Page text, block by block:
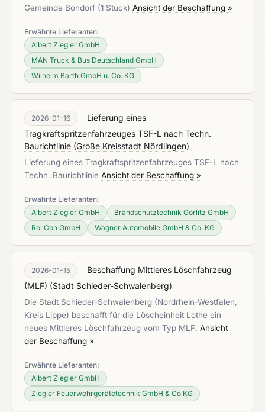
Gemeinde Bondorf (1 Stück) Ansicht der Beschaffung »
Erwähnte Lieferanten:
Albert Ziegler GmbH
MAN Truck & Bus Deutschland GmbH
Wilhelm Barth GmbH u. Co. KG
2026-01-16
Lieferung eines
Tragkraftspritzenfahrzeuges TSF-L nach Techn.
Baurichtlinie (Große Kreisstadt Nördlingen)
Lieferung eines Tragkraftspritzenfahrzeuges TSF-L nach
Techn. Baurichtlinie Ansicht der Beschaffung »
Erwähnte Lieferanten:
Albert Ziegler GmbH
Brandschutztechnik Görlitz GmbH
RollCon GmbH
Wagner Automobile GmbH & Co. KG
2026-01-15
Beschaffung Mittleres Löschfahrzeug
(MLF) (Stadt Schieder-Schwalenberg)
Die Stadt Schieder-Schwalenberg (Nordrhein-Westfalen,
Kreis Lippe) beschafft für die Löscheinheit Lothe ein
neues Mittleres Löschfahrzeug vom Typ MLF. Ansicht
der Beschaffung »
Erwähnte Lieferanten:
Albert Ziegler GmbH
Ziegler Feuerwehrgerätetechnik GmbH & Co KG